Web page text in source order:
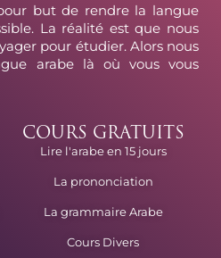
but de rendre la langue
La réalité est que nous
pour étudier. Alors nous
arabe là où vous vous
COURS GRATUITS
Lire l'arabe en 15 jours
La prononciation
La grammaire Arabe
Cours Divers